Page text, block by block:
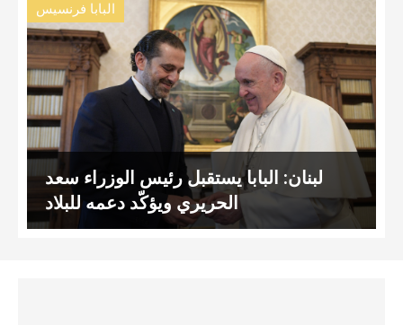
البابا فرنسيس
لبنان: البابا يستقبل رئيس الوزراء سعد
الحريري ويؤكّد دعمه للبلاد